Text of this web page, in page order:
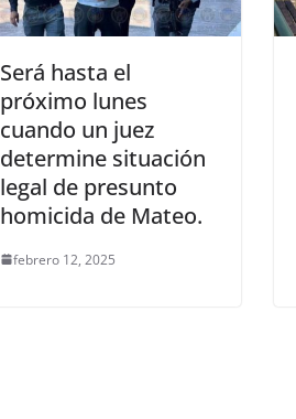
Será hasta el
próximo lunes
cuando un juez
determine situación
legal de presunto
homicida de Mateo.
febrero 12, 2025